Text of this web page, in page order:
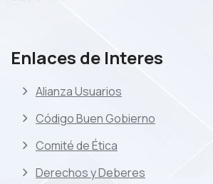
Enlaces de Interes
Alianza Usuarios
Código Buen Gobierno
Comité de Ética
Derechos y Deberes